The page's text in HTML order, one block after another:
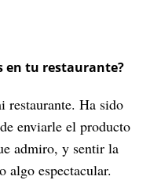
en tu restaurante?
Ha sido
enviarle el producto
admiro, y sentir la
algo espectacular.